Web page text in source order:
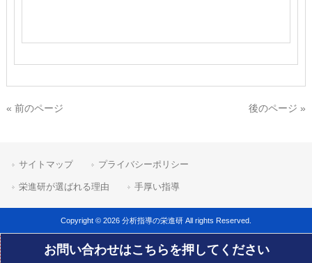
« 前のページ 後のページ »
サイトマップ プライバシーポリシー
栄進研が選ばれる理由 手厚い指導
Copyright © 2026 分析指導の栄進研 All rights Reserved.
お問い合わせはこちらを押してください